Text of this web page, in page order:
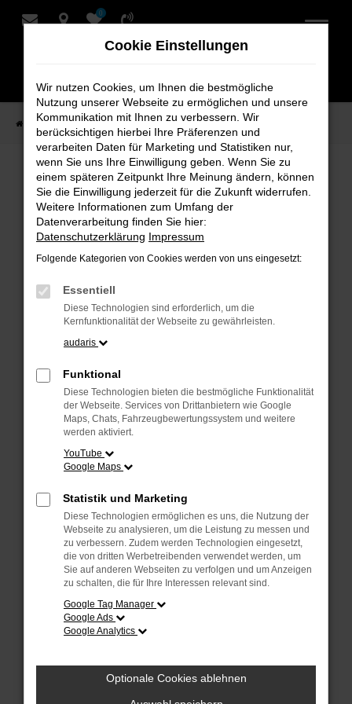
Zum
0
Startseite Verkauf Fahrzeug-Showroom
Fahrzeug-Showroom
Beim Laden ist ein Fehler aufgetreten.
Hier sind ein paar Tipps, die dir helfen können:
Überprüfe deine Firewall und deine
Internetverbindung.
Laden andere Webseiten, zum Beispiel
deine Suchmaschine?
Prüfe deine Browsererweiterungen.
Manche Erweiterungen, wie Werbeblocker,
können das Laden bestimmter Seiten
verhindern. Funktioniert die Seite in einem
anderen Browser oder in einem privaten
Fenster?
Starte dein Gerät neu.
Das kann manchmal helfen,
vorübergehende Probleme zu beheben.
Stelle sicher, dass dein Browser und dein
Betriebssystem auf dem neuesten Stand
Veraltete Software birgt nicht nur ein
Cookie Einstellungen
Wir nutzen Cookies, um Ihnen die bestmögliche
Nutzung unserer Webseite zu ermöglichen und unsere
Kommunikation mit Ihnen zu verbessern. Wir
berücksichtigen hierbei Ihre Präferenzen und
verarbeiten Daten für Marketing und Statistiken nur,
wenn Sie uns Ihre Einwilligung geben. Wenn Sie zu
einem späteren Zeitpunkt Ihre Meinung ändern, können
Sie die Einwilligung jederzeit für die Zukunft widerrufen.
Weitere Informationen zum Umfang der
Datenverarbeitung finden Sie hier:
Datenschutzerklärung Impressum
Folgende Kategorien von Cookies werden von uns eingesetzt:
Essentiell
Diese Technologien sind erforderlich, um die
Kernfunktionalität der Webseite zu gewährleisten.
audaris
Funktional
Diese Technologien bieten die bestmögliche Funktionalität
der Webseite. Services von Drittanbietern wie Google
Maps, Chats, Fahrzeugbewertungssystem und weitere
werden aktiviert.
YouTube
Google Maps
Statistik und Marketing
Diese Technologien ermöglichen es uns, die Nutzung der
Webseite zu analysieren, um die Leistung zu messen und
zu verbessern. Zudem werden Technologien eingesetzt,
die von dritten Werbetreibenden verwendet werden, um
Sie auf anderen Webseiten zu verfolgen und um Anzeigen
zu schalten, die für Ihre Interessen relevant sind.
Google Tag Manager
Google Ads
Google Analytics
Optionale Cookies ablehnen